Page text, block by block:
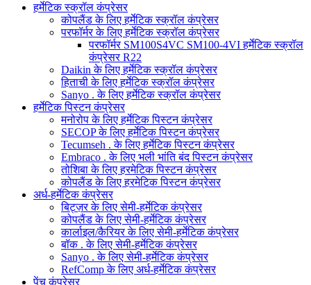
हर्मेटिक स्क्रॉल कंप्रेसर
कोपलैंड के लिए हर्मेटिक स्क्रॉल कंप्रेसर
परफॉर्मर के लिए हर्मेटिक स्क्रॉल कंप्रेसर
परफॉर्मर SM100S4VC SM100-4VI हर्मेटिक स्क्रॉल
कंप्रेसर R22
Daikin के लिए हर्मेटिक स्क्रॉल कंप्रेसर
हिताची के लिए हर्मेटिक स्क्रॉल कंप्रेसर
Sanyo . के लिए हर्मेटिक स्क्रॉल कंप्रेसर
हर्मेटिक पिस्टन कंप्रेसर
मनोरोप के लिए हर्मेटिक पिस्टन कंप्रेसर
SECOP के लिए हर्मेटिक पिस्टन कंप्रेसर
Tecumseh . के लिए हर्मेटिक पिस्टन कंप्रेसर
Embraco . के लिए भली भांति बंद पिस्टन कंप्रेसर
तोशिबा के लिए हरमेटिक पिस्टन कंप्रेसर
कोपलैंड के लिए हरमेटिक पिस्टन कंप्रेसर
अर्ध-हर्मेटिक कंप्रेसर
बिट्ज़र के लिए सेमी-हर्मेटिक कंप्रेसर
कोपलैंड के लिए सेमी-हर्मेटिक कंप्रेसर
कार्लाइल/कैरियर के लिए सेमी-हर्मेटिक कंप्रेसर
बॉक . के लिए सेमी-हर्मेटिक कंप्रेसर
Sanyo . के लिए सेमी-हर्मेटिक कंप्रेसर
RefComp के लिए अर्ध-हर्मेटिक कंप्रेसर
पेंच कंप्रेसर